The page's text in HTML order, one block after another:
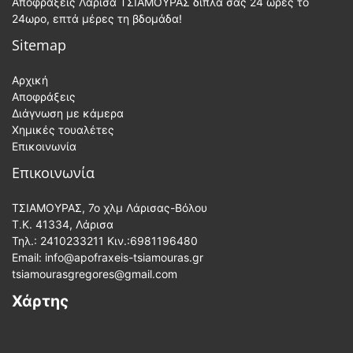
24ωρο, επτά μέρες τη βδομάδα!
Sitemap
Αρχική
Αποφράξεις
Διάγνωση με κάμερα
Χημικές τουαλέτες
Επικοινωνία
Επικοινωνία
ΤΣΙΑΜΟΥΡΑΣ, 7ο χλμ Λάρισας-Βόλου
Τ.Κ. 41334, Λάρισα
Τηλ.: 2410233211 Κιν.:6981196480
Email: info@apofraxeis-tsiamouras.gr
tsiamourasgregores@gmail.com
Χάρτης